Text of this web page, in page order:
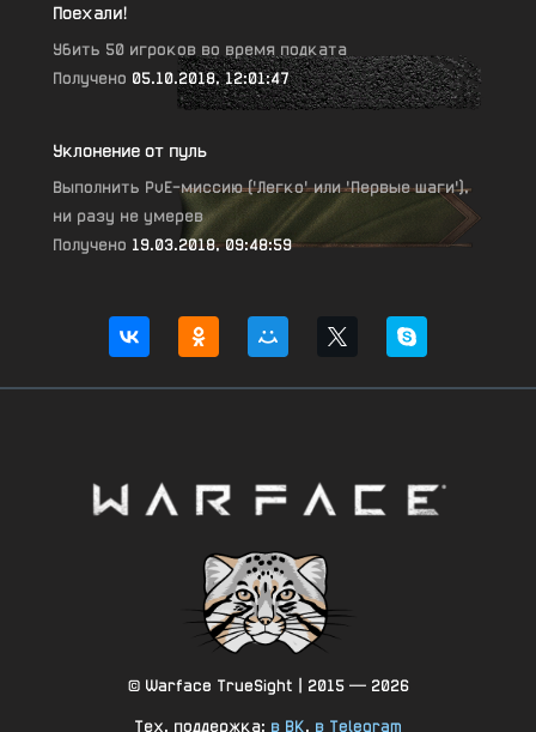
Поехали!
Убить 50 игроков во время подката
Получено 05.10.2018, 12:01:47
Уклонение от пуль
Выполнить PvE-миссию ('Легко' или 'Первые шаги'),
ни разу не умерев
Получено 19.03.2018, 09:48:59
© Warface TrueSight | 2015 — 2026
Тех. поддержка: в ВК, в Telegram